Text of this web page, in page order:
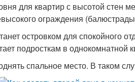
для квартир с высотой стен
ограждения
островком для спокойного
подросткам в однокомнатной
спальное место. В таком